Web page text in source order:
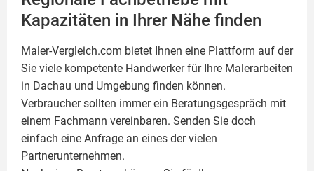
Kapazitäten in Ihrer Nähe finden
Maler-Vergleich.com bietet Ihnen eine Plattform auf der
Sie viele kompetente Handwerker für Ihre Malerarbeiten
in Dachau und Umgebung finden können.
Verbraucher sollten immer ein Beratungsgespräch mit
einem Fachmann vereinbaren. Senden Sie doch
einfach eine Anfrage an eines der vielen
Partnerunternehmen.